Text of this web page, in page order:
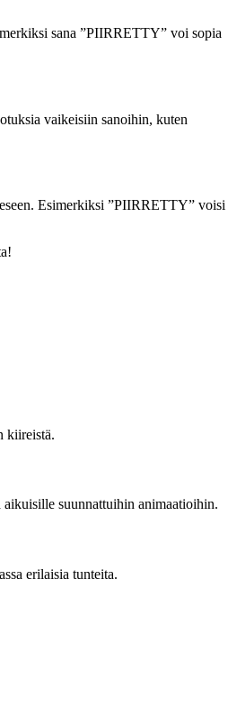
sana ”PIIRRETTY” voi sopia
vaikeisiin sanoihin, kuten
Esimerkiksi ”PIIRRETTY” voisi
kiireistä.
suunnattuihin animaatioihin.
erilaisia tunteita.